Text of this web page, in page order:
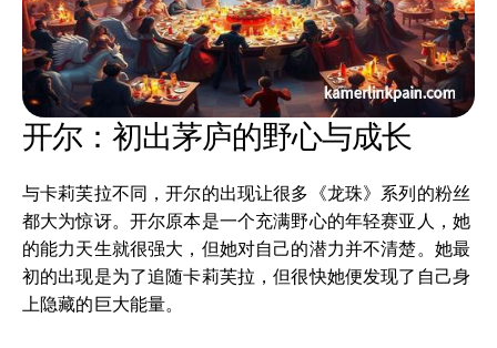
开尔：初出茅庐的野心与成长
与卡莉芙拉不同，开尔的出现让很多《龙珠》系列的粉丝
都大为惊讶。开尔原本是一个充满野心的年轻赛亚人，她
的能力天生就很强大，但她对自己的潜力并不清楚。她最
初的出现是为了追随卡莉芙拉，但很快她便发现了自己身
上隐藏的巨大能量。